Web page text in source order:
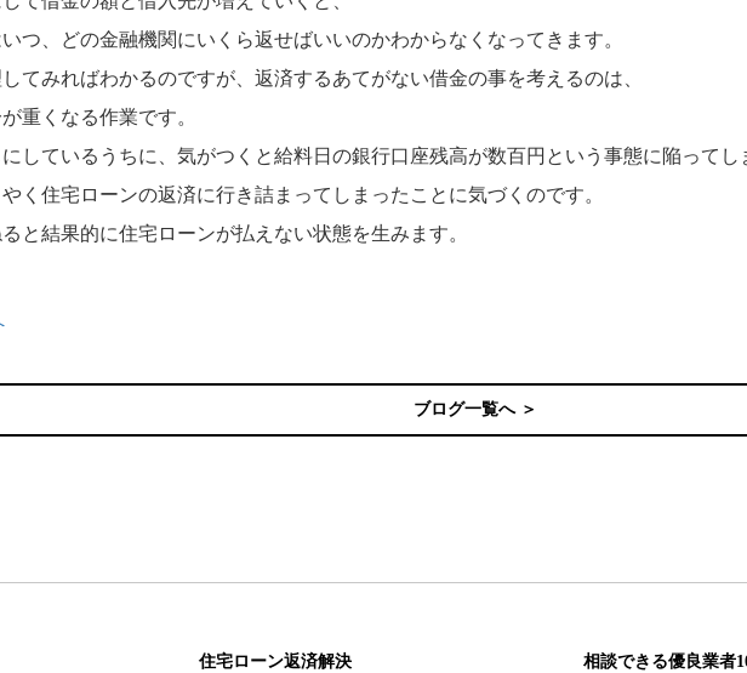
つ、どの金融機関にいくら返せばいいのかわからなくなってきます。
てみればわかるのですが、返済するあてがない借金の事を考えるのは、
重くなる作業です。
しているうちに、気がつくと給料日の銀行口座残高が数百円という事態に陥ってし
く住宅ローンの返済に行き詰まってしまったことに気づくのです。
と結果的に住宅ローンが払えない状態を生みます。
ブログ一覧へ ＞
住宅ローン返済解決
相談できる優良業者